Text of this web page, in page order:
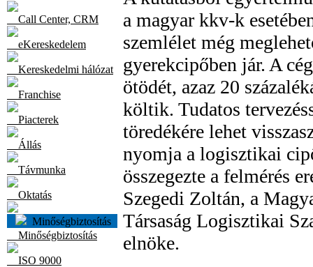
Call Center, CRM
eKereskedelem
Kereskedelmi hálózat
Franchise
Piacterek
Állás
Távmunka
Oktatás
Minőségbiztosítás
Minőségbiztosítás
ISO 9000
a magyar kkv-k
szemlélet még
gyerekcipőben jár. A
ötödét, azaz 20
költik. Tudatos
töredékére lehet
nyomja a logisztikai
összegezte a felmérés
Szegedi Zoltán, a
Társaság Logisztikai
elnöke.